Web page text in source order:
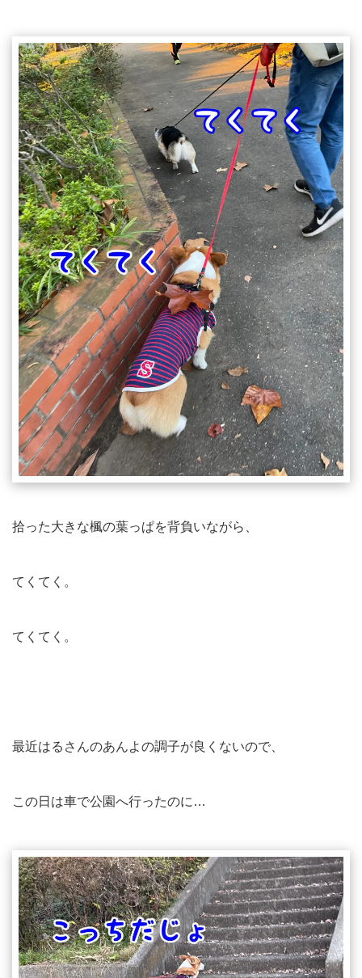
拾った大きな楓の葉っぱを背負いながら、
てくてく。
てくてく。
最近はるさんのあんよの調子が良くないので、
この日は車で公園へ行ったのに…